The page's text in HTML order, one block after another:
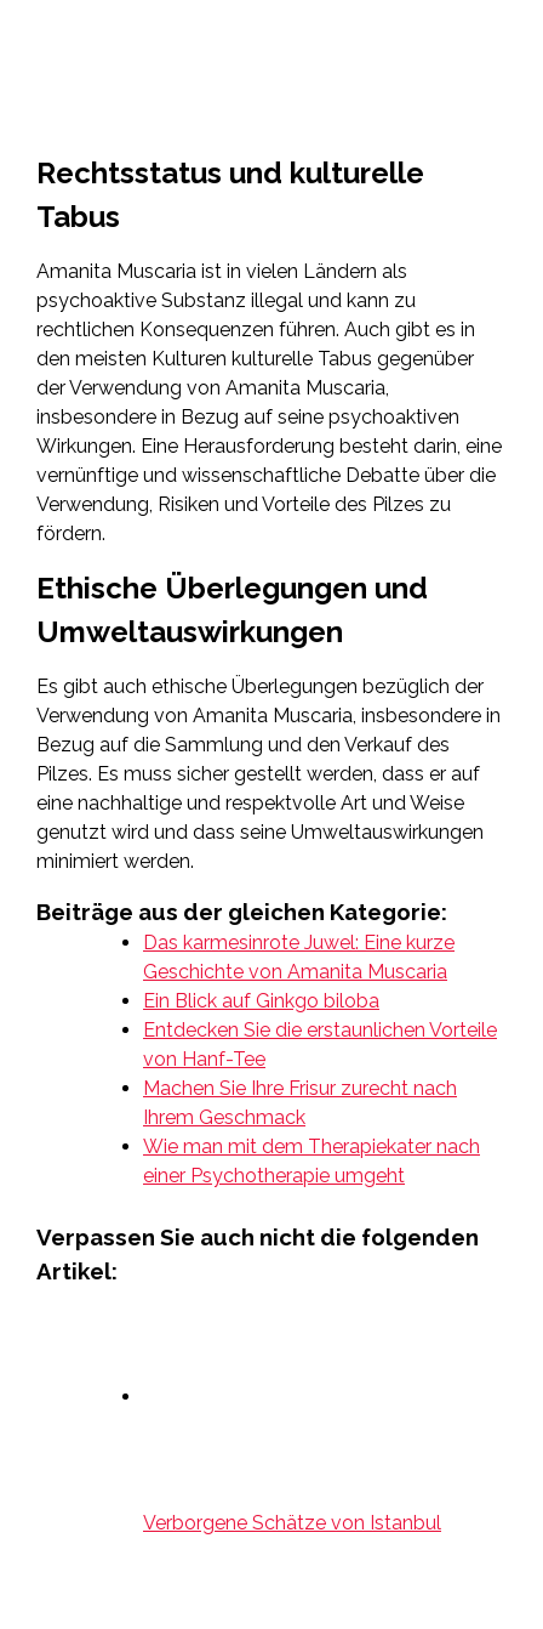
Rechtsstatus und kulturelle
Tabus
Amanita Muscaria ist in vielen Ländern als
psychoaktive Substanz illegal und kann zu
rechtlichen Konsequenzen führen. Auch gibt es in
den meisten Kulturen kulturelle Tabus gegenüber
der Verwendung von Amanita Muscaria,
insbesondere in Bezug auf seine psychoaktiven
Wirkungen. Eine Herausforderung besteht darin, eine
vernünftige und wissenschaftliche Debatte über die
Verwendung, Risiken und Vorteile des Pilzes zu
fördern.
Ethische Überlegungen und
Umweltauswirkungen
Es gibt auch ethische Überlegungen bezüglich der
Verwendung von Amanita Muscaria, insbesondere in
Bezug auf die Sammlung und den Verkauf des
Pilzes. Es muss sicher gestellt werden, dass er auf
eine nachhaltige und respektvolle Art und Weise
genutzt wird und dass seine Umweltauswirkungen
minimiert werden.
Beiträge aus der gleichen Kategorie:
Das karmesinrote Juwel: Eine kurze
Geschichte von Amanita Muscaria
Ein Blick auf Ginkgo biloba
Entdecken Sie die erstaunlichen Vorteile
von Hanf-Tee
Machen Sie Ihre Frisur zurecht nach
Ihrem Geschmack
Wie man mit dem Therapiekater nach
einer Psychotherapie umgeht
Verpassen Sie auch nicht die folgenden
Artikel:
Verborgene Schätze von Istanbul